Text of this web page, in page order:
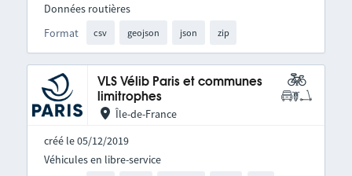
Format csv geojson json zip
Données routières
VLS Vélib Paris et communes
limitrophes
Île-de-France
créé le 05/12/2019
Véhicules en libre-service